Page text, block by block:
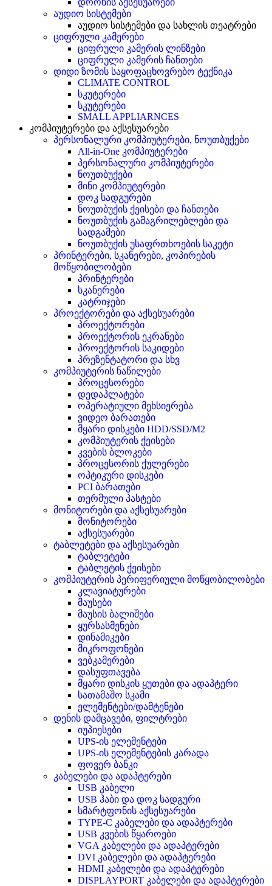
აუდიო სისტემები
აუდიო სისტემები და სახლის თეატრები
ციფრული კამერები
ციფრული კამერის ლინზები
ციფრული კამერის ჩანთები
დიდი ზომის საყოფაცხოვრებო ტექნიკა
CLIMATE CONTROL
სკუტერები
სკუტერები
SMALL APPLIARNCES
კომპიუტერები და აქსესუარები
პერსონალური კომპიუტერები, ნოუთბუქები
All-in-One კომპიუტერები
პერსონალური კომპიუტერები
ნოუთბუქები
მინი კომპიუტერები
დოკ სადგურები
ნოუთბუქის ქეისები და ჩანთები
ნოუთბუქის გამაგრილებლები და
სადგამები
ნოუთბუქის უსაფრთხოების საკეტი
პრინტერები, სკანერები, კოპირების
მოწყობილობები
პრინტერები
სკანერები
კატრიჯები
პროექტორები და აქსესუარები
პროექტორები
პროექტორის ეკრანები
პროექტორის საკიდები
პრეზენტატორი და სხვ
კომპიუტერის ნაწილები
პროცესორები
დედაპლატები
ოპერატიული მეხსიერება
ვიდეო ბარათები
მყარი დისკები HDD/SSD/M2
კომპიუტერის ქეისები
კვების ბლოკები
პროცესორის ქულერები
ოპტიკური დისკები
PCI ბარათები
თერმული პასტები
მონიტორები და აქსესუარები
მონიტორები
აქსესუარები
ტაბლეტები და აქსესუარები
ტაბლეტები
ტაბლეტის ქეისები
კომპიუტერის პერიფერიული მოწყობილობები
კლავიატურები
მაუსები
მაუსის ბალიშები
ყურსასმენები
დინამიკები
მიკროფონები
ვებკამერები
დასუფთავება
მყარი დისკის ყუთები და ადაპტერი
სათამაშო სკამი
ელემენტები/დამტენები
დენის დამცავები, ფილტრები
იუპიესები
UPS-ის ელემენტები
UPS-ის ელემენტების კარადა
ფოვერ ბანკი
კაბელები და ადაპტერები
USB კაბელი
USB ჰაბი და დოკ სადგური
სმარტფონის აქსესუარები
TYPE-C კაბელები და ადაპტერები
USB კვების წყაროები
VGA კაბელები და ადაპტერები
DVI კაბელები და ადაპტერები
HDMI კაბელები და ადაპტერები
DISPLAYPORT კაბელები და ადაპტერები